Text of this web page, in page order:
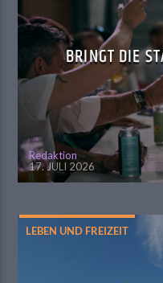
BRINGT DIE
Redaktion
17. JULI 2026
LEBEN UND FREIZEIT